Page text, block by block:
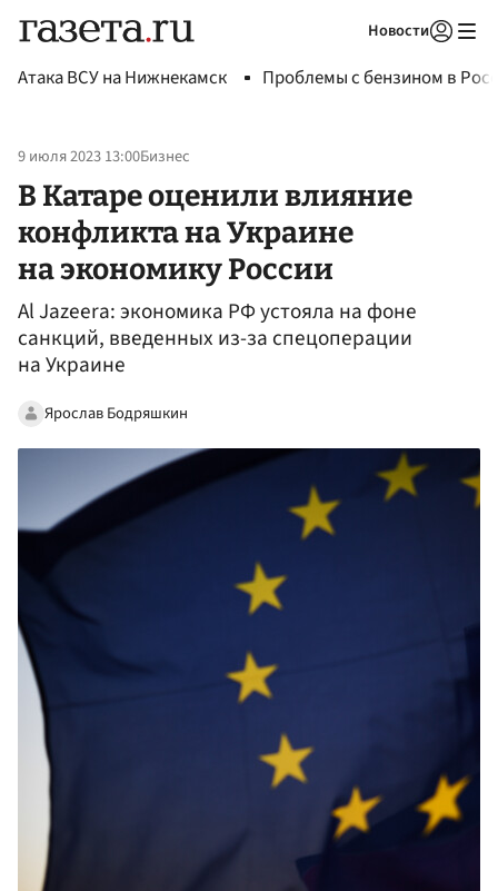
Новости
Атака ВСУ на Нижнекамск Проблемы с бензином в
9 июля 2023 13:00Бизнес
В Катаре оценили влияние
конфликта на Украине
на экономику России
Al Jazeera: экономика РФ устояла на фоне
санкций, введенных из-за спецоперации
на Украине
Ярослав Бодряшкин